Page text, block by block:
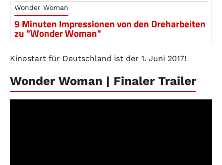
Wonder Woman
9 Minuten Impressionen von den Dreharbeiten
zu "Wonder Woman"
Kinostart für Deutschland ist der 1. Juni 2017!
Wonder Woman | Finaler Trailer